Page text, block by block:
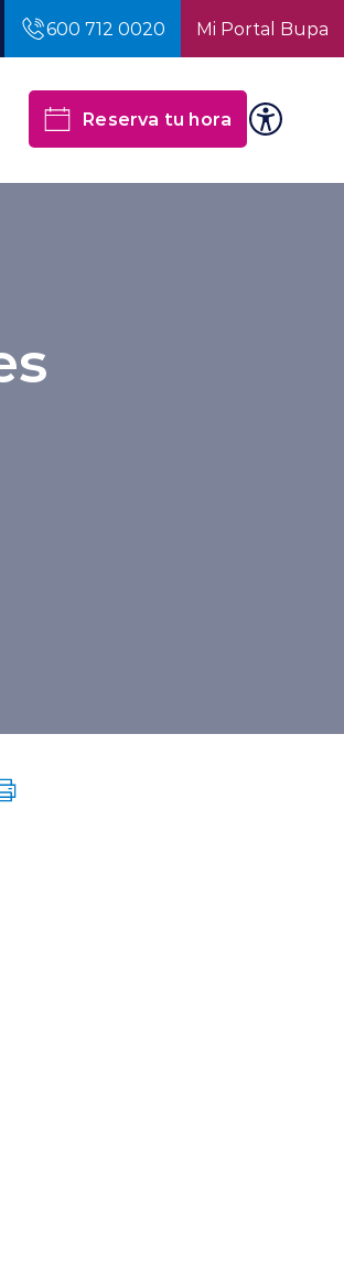
600 712 0020 Mi Portal Bupa
Reserva tu hora